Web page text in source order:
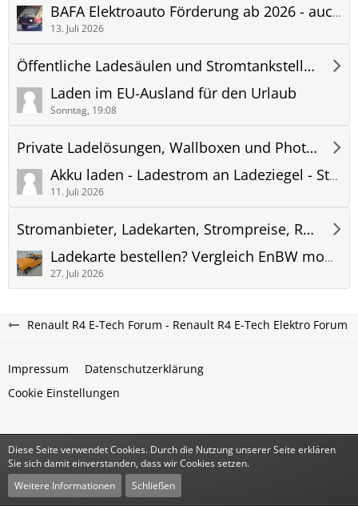
BAFA Elektroauto Förderung ab 2026 - auch für Renault 4 e-tech
13. Juli 2026
Öffentliche Ladesäulen und Stromtankstellen
Laden im EU-Ausland für den Urlaub
Sonntag, 19:08
Private Ladelösungen, Wallboxen und Photovoltaik (PV) Anlagen
Akku laden - Ladestrom an Ladeziegel - Stromausfall Fehler Problem
11. Juli 2026
Stromanbieter, Ladekarten, Strompreise, Roaming und Abrechnung
Ladekarte bestellen? Vergleich EnBW mobility+ ADAC e-Charge Maingau Stadtwerke App oder?
27. Juli 2026
Renault R4 E-Tech Forum - Renault R4 E-Tech Elektro Forum
Impressum
Datenschutzerklärung
Cookie Einstellungen
Community-Software:WoltLab Suite™
Stil:Classicvon
Diese Seite verwendet Cookies. Durch die Nutzung unserer Seite erklären
Sie sich damit einverstanden, dass wir Cookies setzen.
Weitere Informationen
Schließen